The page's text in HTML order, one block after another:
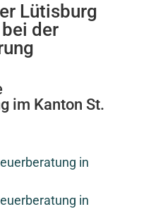
Lütisburg
der
im Kanton St.
in
in